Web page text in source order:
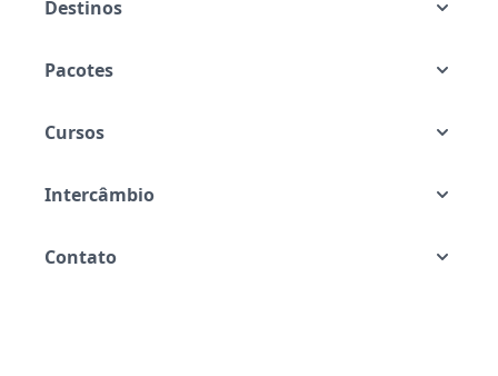
Destinos
Pacotes
Cursos
Intercâmbio
Contato